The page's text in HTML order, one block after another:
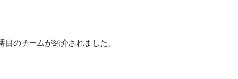
のチームが紹介されました。